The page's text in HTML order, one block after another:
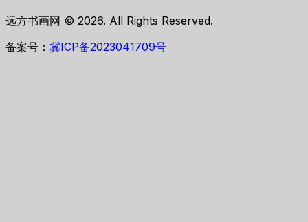
远方书画网 © 2026. All Rights Reserved.
备案号： 冀ICP备2023041709号